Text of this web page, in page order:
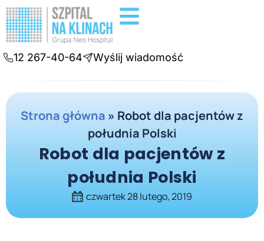
12 267-40-64 Wyślij wiadomość
Strona główna » Robot dla pacjentów z
południa Polski
Robot dla pacjentów z
południa Polski
czwartek 28 lutego, 2019